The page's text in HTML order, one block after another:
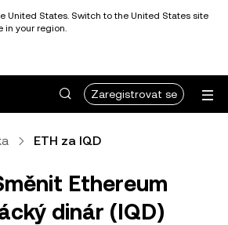
United States. Switch to the United States site
in your region.
Zaregistrovat se
ETH za IQD
Ethereum
dinár (IQD)